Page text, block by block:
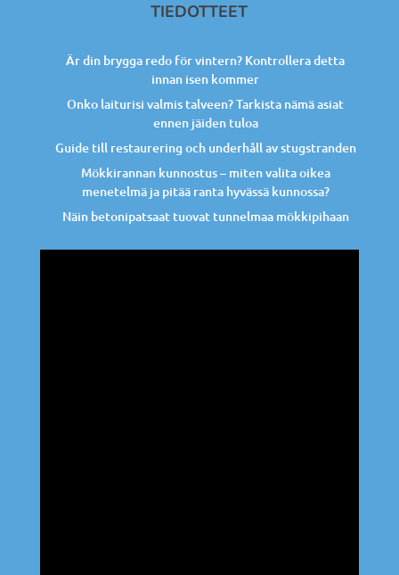
TIEDOTTEET
Är din brygga redo för vintern? Kontrollera detta
innan isen kommer
Onko laiturisi valmis talveen? Tarkista nämä asiat
ennen jäiden tuloa
Guide till restaurering och underhåll av stugstranden
Mökkirannan kunnostus – miten valita oikea
menetelmä ja pitää ranta hyvässä kunnossa?
Näin betonipatsaat tuovat tunnelmaa mökkipihaan